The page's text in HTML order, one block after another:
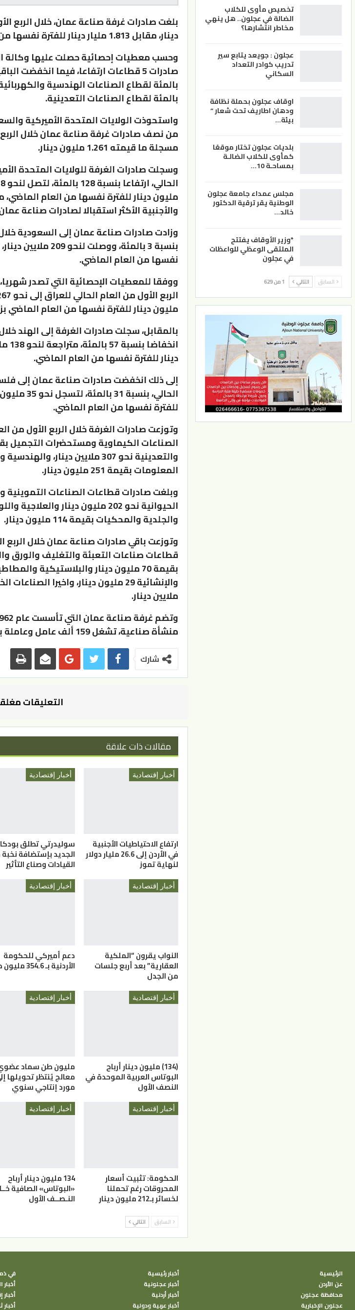
دينار، مقابل 1.813 مليار دينار للفترة نفسها من العام الماضي 2023.
وحسب معطيات إحصائية حصلت عليها وكالة
صادرات 5 قطاعات ارتفاعا، فيما انخفضت
بالمئة لقطاع الصناعات التعدينية.
واستحوذت الولايات المتحدة الأميركية
مسجلة ما قيمته 1.261 مليون دينار.
وسجلت صادرات الغرفة للولايات المتحدة
مليون دينار للفترة نفسها من العام
والأجنبية الأكثر استقبالا لصادرات صناعة
وزادت صادرات صناعة عمان إلى السعودية خلال
نفسها من العام الماضي.
ووفقا للمعطيات الإحصائية التي تصدر
مليون دينار للفترة نفسها من العام الماضي بزيادة
بالمقابل، سجلت صادرات الغرفة إلى الهند
دينار للفترة نفسها من العام الماضي.
إلى ذلك انخفضت صادرات صناعة عمان إلى
للفترة نفسها من العام الماضي.
والتعدينية نحو 307 ملايين دينار،
المعلومات بقيمة 251 مليون دينار.
وبلغت صادرات قطاعات الصناعات التموينية
والجلدية والمحكيات بقيمة 114 مليون دينار.
وتوزعت باقي صادرات صناعة عمان خلال الربع
قطاعات صناعات التعبئة والتغليف والورق
ملايين دينار.
منشأة صناعية، تشغل 159 ألف عامل وعاملة برأسمال نحو 5 مليارات.- (بترا)
شارك
التعليقات
مقالات ذات علاقة
أخبار إقتصادية
ارتفاع الاحتياطيات الأجنبية
في الأردن إلى 26.6 مليار دولار
لنهاية تموز
أخبار إقتصادية
سوليدرتي تطلق
الجديد بإستضافة
القيادات وصناع التأثير
أخبار إقتصادية
النواب يقرون “الملكية
العقارية” بعد أربع جلسات
من الجدل
أخبار إقتصادية
دعم أميركي للحكومة
الأردنية بـ 354.6 مليون دولار
أخبار إقتصادية
(134) مليون دينار أرباح
البوتاس العربية الموحدة في
النصف الأول
أخبار إقتصادية
مليون طن سماد
معالج يُنتظر تحويلها
مورد إنتاجي سنوي
أخبار إقتصادية
الحكومة: تثبيت أسعار
المحروقات رغم تحملنا
لخسائر بـ212 مليون دينار
أخبار إقتصادية
134 مليون دينار أرباح
«البوتاس» الصافية
النـصــف الأول
السابق التالي
تخصيص مأوى للكلاب
الضالة في عجلون.. هل ينهي
مخاطر انتشارها؟
عجلون : جويعد يتابع سير
تدريب كوادر التعداد
السكاني
اوقاف عجلون بحملة نظافة
ودهان اطاريف تحت شعار ”
بيئة…
بلديات عجلون تختار موقعًا
كمأوى للكلاب الضالـة
بمساحـة 10…
مجلس عمداء جامعة عجلون
الوطنية يقر ترقية الدكتور
خالد…
*وزير الأوقاف يفتتح
الملتقى الوعظي للواعظات
في عجلون
السابق التالي 1 من 629
الرئيسية
عن الأردن
محافظة عجلون
عجلون الإخبارية
أخبار رئيسية
أخبار عجلونية
أخبار أردنية
أخبار عربية ودولية
في